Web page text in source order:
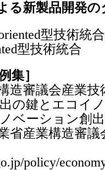
る新製品開発
型技術統合
型技術統合
集］
造審議会産業技
の鍵とエコイ
ベーション創
省産業構造審
policy/